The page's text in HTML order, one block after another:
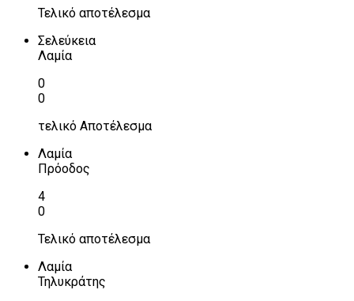
Τελικό αποτέλεσμα
Σελεύκεια
Λαμία
0
0
τελικό Αποτέλεσμα
Λαμία
Πρόοδος
4
0
Τελικό αποτέλεσμα
Λαμία
Τηλυκράτης